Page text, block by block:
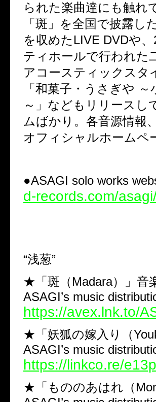
られた楽曲達にも触れ
「斑」を全国で披露
を収めたLIVE DVDや
ティホールで行われた
アコースティックスタ
「和菓子・うさぎや
～」などもリリースし
ムばかり。各音源情報
オフィシャルホームペ
●ASAGI solo works
d-records.com/
“浅葱”
★「斑（Madara）」音
ASAGI’s music
https://avex.lnk.to/
★「妖狐の嫁入り（
ASAGI’s music
https://linkco.re/
★「もののあはれ（